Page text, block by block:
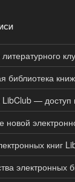
литературного
библиотека
LibClub —
книг
электронных